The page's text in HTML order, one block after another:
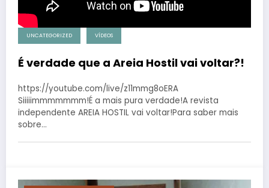
UNCATEGORIZED VÍDEOS
É verdade que a Areia Hostil vai voltar?!
https://youtube.com/live/z11mmg8oERA
Siiiiimmmmmmm!É a mais pura verdade!A revista
independente AREIA HOSTIL vai voltar!Para saber mais
sobre…